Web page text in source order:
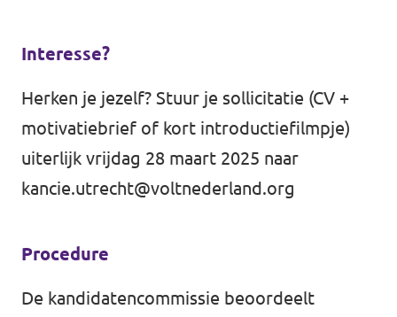
Interesse?
Herken je jezelf? Stuur je sollicitatie (CV +
motivatiebrief of kort introductiefilmpje)
uiterlijk vrijdag 28 maart 2025 naar
kancie.utrecht@voltnederland.org
Procedure
De kandidatencommissie beoordeelt